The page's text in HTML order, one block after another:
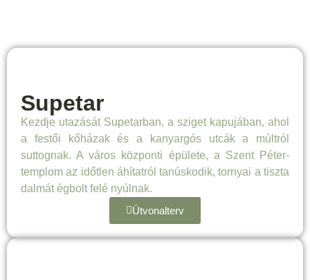
Supetar
Kezdje utazását Supetarban, a sziget kapujában, ahol
a festői kőházak és a kanyargós utcák a múltról
suttognak. A város központi épülete, a Szent Péter-
templom az időtlen áhítatról tanúskodik, tornyai a tiszta
dalmát égbolt felé nyúlnak.
Útvonalterv